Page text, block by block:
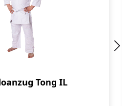
Tong IL